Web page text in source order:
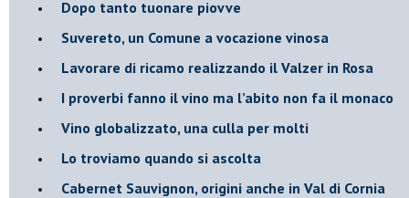
Dopo tanto tuonare piovve
Suvereto, un Comune a vocazione vinosa
Lavorare di ricamo realizzando il Valzer in Rosa
​I proverbi fanno il vino ma l’abito non fa il monaco
Vino globalizzato, una culla per molti
Lo troviamo quando si ascolta
Cabernet Sauvignon, origini anche in Val di Cornia